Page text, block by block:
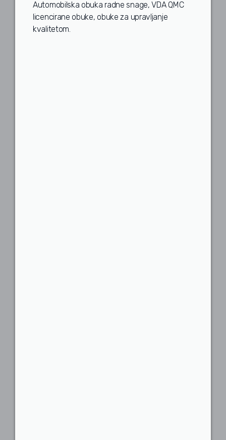
Automobilska obuka radne snage, VDA QMC
licencirane obuke, obuke za upravljanje
kvalitetom.